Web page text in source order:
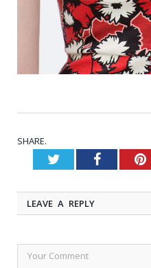
SHARE.
TwitterFacebook
LEAVE A REPLY